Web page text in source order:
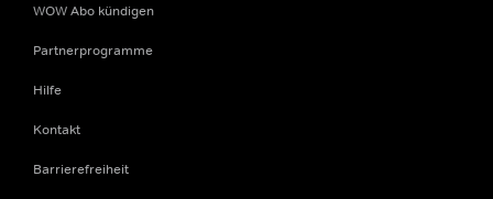
WOW Abo kündigen
Partnerprogramme
Hilfe
Kontakt
Barrierefreiheit